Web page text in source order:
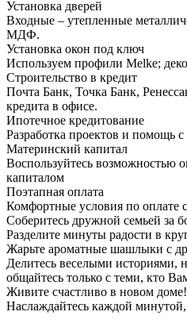
Установка дверей
Входные – утепленные
МДФ.
Установка окон под ключ
Используем профили Melke;
Строительство в кредит
Почта Банк, Точка Банк,
кредита в офисе.
Ипотечное кредитование
Разработка проектов и помощь
Материнский капитал
Воспользуйтесь возможностью
капиталом
Поэтапная оплата
Комфортные условия по оплате
Соберитесь дружной семьей за
Разделите минуты радости в
Жарьте ароматные шашлыки с
Делитесь веселыми историями,
общайтесь только с теми, кто
Живите счастливо в новом доме!
Наслаждайтесь каждой